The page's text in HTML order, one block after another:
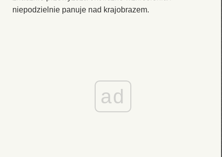
niepodzielnie panuje nad krajobrazem.
ad